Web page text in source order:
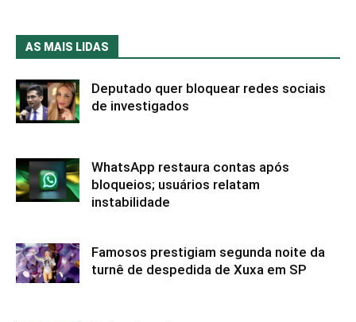
AS MAIS LIDAS
Deputado quer bloquear redes sociais
de investigados
WhatsApp restaura contas após
bloqueios; usuários relatam
instabilidade
Famosos prestigiam segunda noite da
turnê de despedida de Xuxa em SP